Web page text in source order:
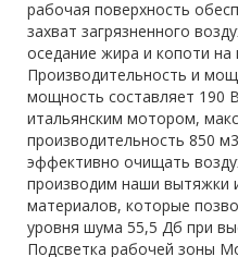
рабочая поверхность
захват загрязненного
оседание жира и копоти
Производительность и
мощность составляет 190
итальянским мотором,
производительность 850
эффективно очищать
производим наши вытяжки
материалов, которые
уровня шума 55,5 Дб при
Подсветка рабочей зоны